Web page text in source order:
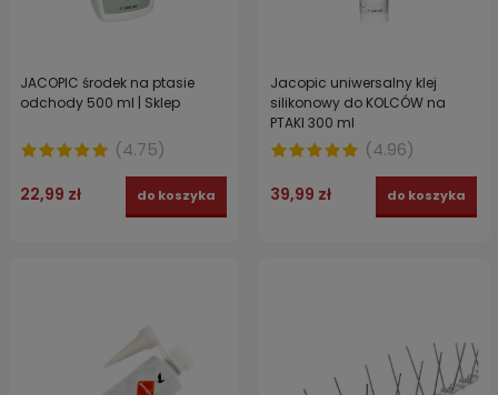
JACOPIC środek na ptasie
odchody 500 ml | Sklep
(4.75)
22,99 zł do koszyka
Jacopic uniwersalny klej
silikonowy do KOLCÓW na
PTAKI 300 ml
(4.96)
39,99 zł do koszyka